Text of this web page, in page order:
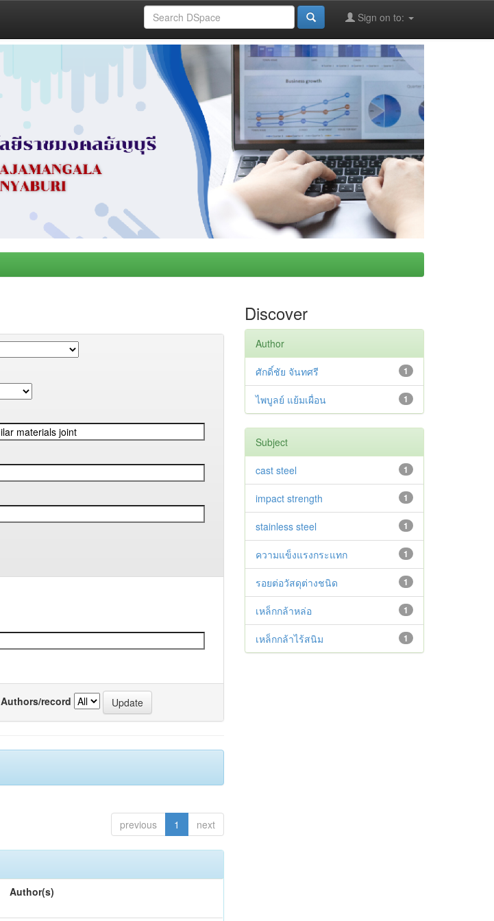
Sign on to:
Authors/record
previous 1 next
Author(s)
Discover
Author
1
ศักดิ์ชัย จันทศรี
1
ไพบูลย์ แย้มเผื่อน
Subject
1
cast steel
1
impact strength
1
stainless steel
1
ความแข็งแรงกระแทก
1
รอยต่อวัสดุต่างชนิด
1
เหล็กกล้าหล่อ
1
เหล็กกล้าไร้สนิม